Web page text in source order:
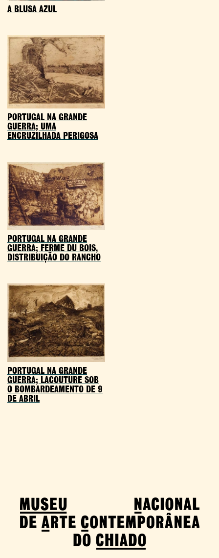
A BLUSA AZUL
PORTUGAL NA GRANDE
GUERRA; UMA
ENCRUZILHADA PERIGOSA
PORTUGAL NA GRANDE
GUERRA; FERME DU BOIS,
DISTRIBUIÇÃO DO RANCHO
PORTUGAL NA GRANDE
GUERRA; LACOUTURE SOB
O BOMBARDEAMENTO DE 9
DE ABRIL